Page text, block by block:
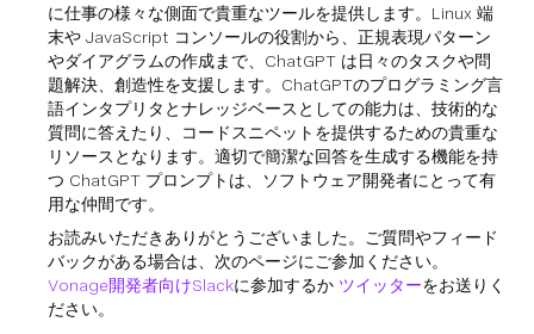
に仕事の様々な側面で貴重なツールを提供します。Linux 端
末や JavaScript コンソールの役割から、正規表現パターン
やダイアグラムの作成まで、ChatGPT は日々のタスクや問
題解決、創造性を支援します。ChatGPTのプログラミング言
語インタプリタとナレッジベースとしての能力は、技術的な
質問に答えたり、コードスニペットを提供するための貴重な
リソースとなります。適切で簡潔な回答を生成する機能を持
つ ChatGPT プロンプトは、ソフトウェア開発者にとって有
用な仲間です。
お読みいただきありがとうございました。ご質問やフィード
バックがある場合は、次のページにご参加ください。
Vonage開発者向けSlackに参加するか ツイッターをお送りく
ださい。